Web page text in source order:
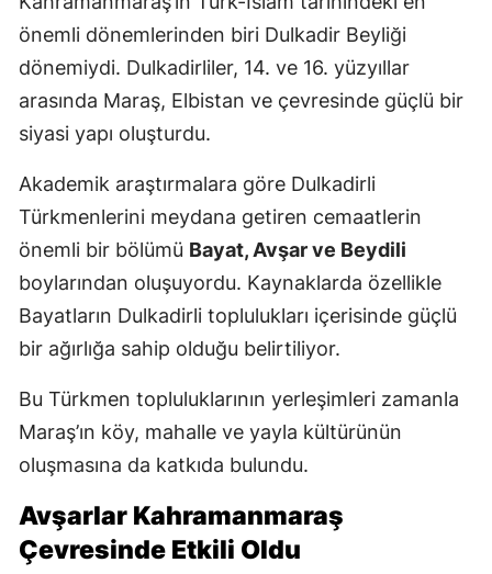
önemli dönemlerinden biri Dulkadir Beyliği
dönemiydi. Dulkadirliler, 14. ve 16. yüzyıllar
arasında Maraş, Elbistan ve çevresinde güçlü bir
siyasi yapı oluşturdu.
Akademik araştırmalara göre Dulkadirli
Türkmenlerini meydana getiren cemaatlerin
önemli bir bölümü Bayat, Avşar ve Beydili
boylarından oluşuyordu. Kaynaklarda özellikle
Bayatların Dulkadirli toplulukları içerisinde güçlü
bir ağırlığa sahip olduğu belirtiliyor.
Bu Türkmen topluluklarının yerleşimleri zamanla
Maraş’ın köy, mahalle ve yayla kültürünün
oluşmasına da katkıda bulundu.
Avşarlar Kahramanmaraş
Çevresinde Etkili Oldu